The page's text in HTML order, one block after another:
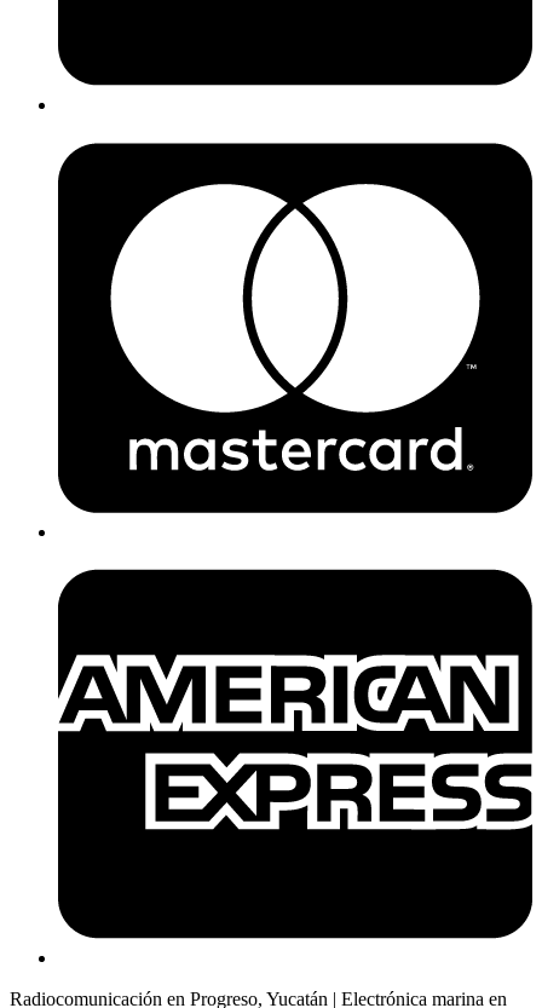
Radiocomunicación en Progreso, Yucatán | Electrónica marina en